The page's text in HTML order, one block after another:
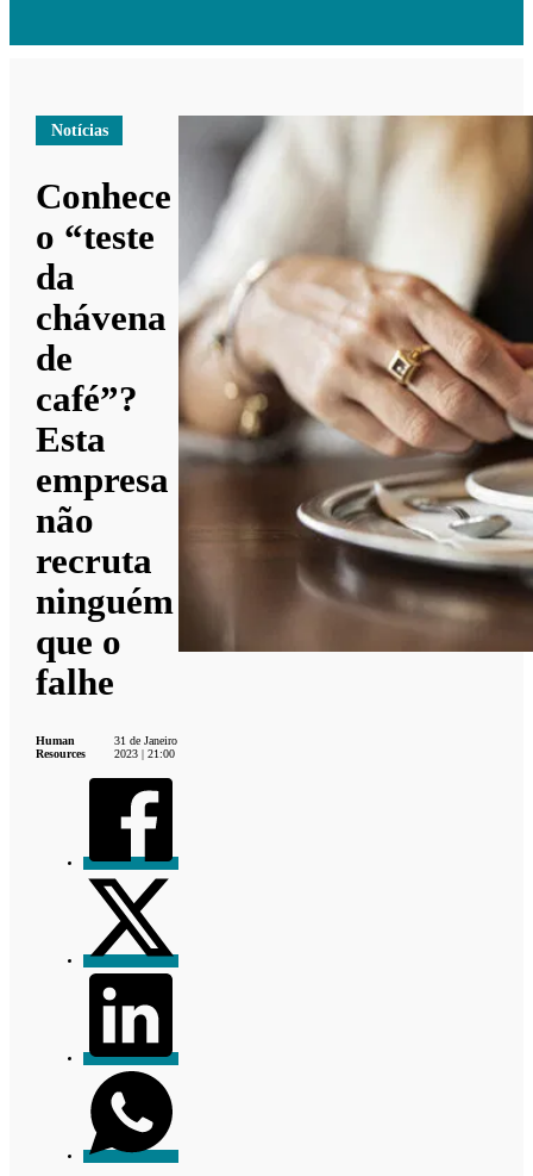
Notícias
Conhece
o “teste
da
chávena
de
café”?
Esta
empresa
não
recruta
ninguém
que o
falhe
Human
Resources
31 de Janeiro
2023 | 21:00